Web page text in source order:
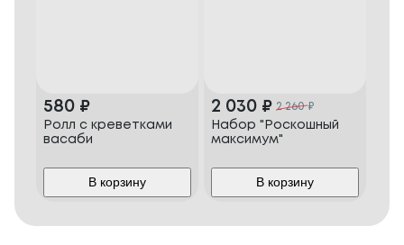
580 ₽
Ролл с креветками
васаби
В корзину
2 030 ₽ 2 260₽
Набор "Роскошный
максимум"
В корзину